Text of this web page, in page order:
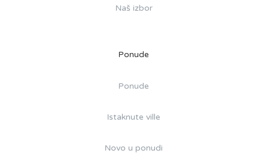
Naš izbor
Ponude
Ponude
Istaknute ville
Novo u ponudi